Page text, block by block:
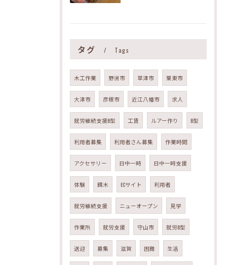
タグ Tags
木工作業 野洲市 草津市 栗東市
大津市 彦根市 近江八幡市 求人
就労継続支援B型 工賃 ルアー作り B型
利用者募集 利用者さん募集 作業時間
アクセサリー 日中一時 日中一時支援
体験 餌木 ECサイト 利用者
就労継続支援 ニューオープン 見学
作業所 就労支援 守山市 就労B型
送迎 募集 滋賀 困難 生活